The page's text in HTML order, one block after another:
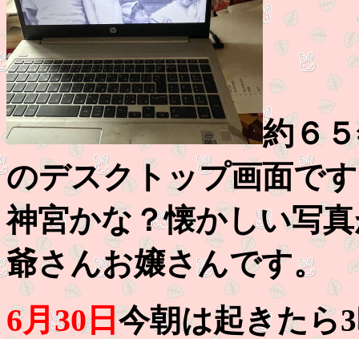
約６
のデスクトップ画面で
神宮かな？懐かしい写
爺さんお嬢さんです。
6月30日今朝は起きたら